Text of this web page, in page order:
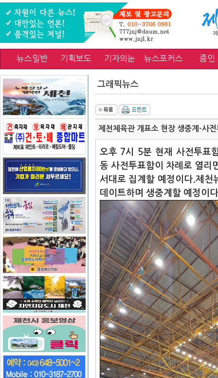
뉴스일반 기획보도 기자의눈 뉴스포커스 줌인
그래픽뉴스
제천체육관 개표소 현장 생중계-사
오후 7시 5분 현재 사전투표
동 사전투표함이 차례로 열리
서대로 집계할 예정이다.제천
데이트하며 생중계할 예정이